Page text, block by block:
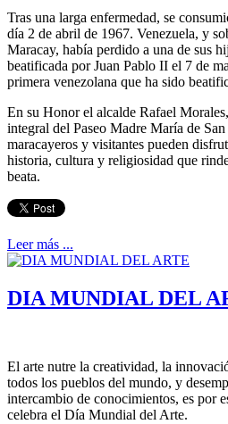
Tras una larga enfermedad, se
día 2 de abril de 1967. Venezuela, y
Maracay, había perdido a una de sus
beatificada por Juan Pablo II el 7 de
primera venezolana que ha sido
En su Honor el alcalde Rafael
integral del Paseo Madre María de
maracayeros y visitantes pueden
historia, cultura y religiosidad que
beata.
Leer más ...
DIA MUNDIAL DEL
El arte nutre la creatividad, la
todos los pueblos del mundo, y
intercambio de conocimientos, es por
celebra el Día Mundial del Arte.